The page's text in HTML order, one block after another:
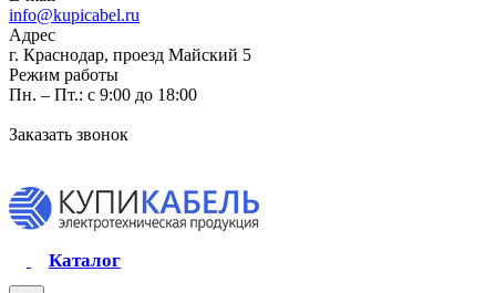
info@kupicabel.ru
Адрес
г. Краснодар, проезд Майский 5
Режим работы
Пн. – Пт.: с 9:00 до 18:00
Заказать звонок
Каталог